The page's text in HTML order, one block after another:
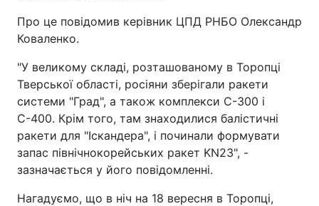
Про це повідомив керівник ЦПД РНБО Олександр
Коваленко.
"У великому складі, розташованому в Торопці
Тверської області, росіяни зберігали ракети
системи "Град", а також комплекси С-300 і
С-400. Крім того, там знаходилися балістичні
ракети для "Іскандера", і починали формувати
запас північнокорейських ракет KN23", -
зазначається у його повідомленні.
Нагадуємо, що в ніч на 18 вересня в Торопці,